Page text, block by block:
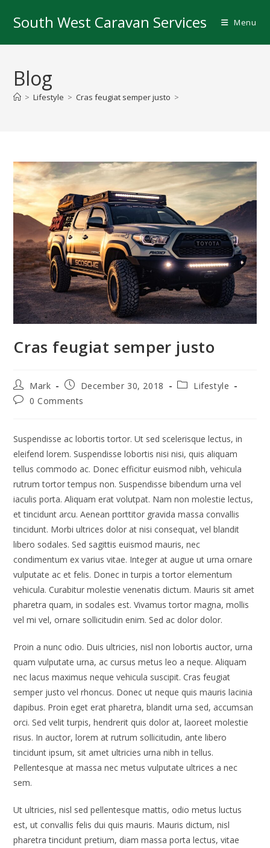
South West Caravan Services Menu
Blog
> Lifestyle > Cras feugiat semper justo >
Cras feugiat semper justo
Post
author:
Mark
Post
published:
December 30, 2018
PostLifestyle
Post0 Comments
Suspendisse ac lobortis tortor. Ut sed scelerisque lectus, in
eleifend lorem. Suspendisse lobortis nisi nisi, quis aliquam
tellus commodo ac. Donec efficitur euismod nibh, vehicula
rutrum tortor tempus non. Suspendisse bibendum urna vel
iaculis porta. Aliquam erat volutpat. Nam non molestie lectus,
et tincidunt arcu. Aenean porttitor gravida massa convallis
tincidunt. Morbi ultrices dolor at nisi consequat, vel blandit
libero sodales. Sed sagittis euismod mauris, nec
condimentum ex varius vitae. Integer at augue ut urna ornare
vulputate ac et felis. Donec in turpis a tortor elementum
vehicula. Curabitur molestie venenatis dictum. Mauris sit amet
pharetra quam, in sodales est. Vivamus tortor magna, mollis
vel mi vel, ornare sollicitudin enim. Sed ac dolor dolor.
Proin a nunc odio. Duis ultricies, nisl non lobortis auctor, urna
quam vulputate urna, ac cursus metus leo a neque. Aliquam
nec lacus maximus neque vehicula suscipit. Cras feugiat
semper justo vel rhoncus. Donec ut neque quis mauris lacinia
dapibus. Proin eget erat pharetra, blandit urna sed, accumsan
orci. Sed velit turpis, hendrerit quis dolor at, laoreet molestie
risus. In auctor, lorem at rutrum sollicitudin, ante libero
tincidunt ipsum, sit amet ultricies urna nibh in tellus.
Pellentesque at massa nec metus vulputate ultrices a nec
sem.
Ut ultricies, nisl sed pellentesque mattis, odio metus luctus
est, ut convallis felis dui quis mauris. Mauris dictum, nisl
pharetra tincidunt pretium, diam massa porta lectus, vitae